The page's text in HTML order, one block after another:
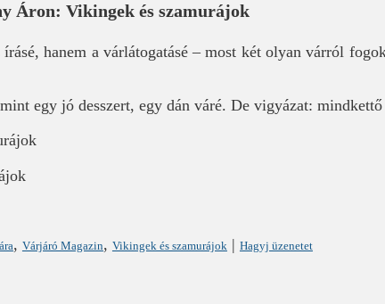
Áron: Vikingek és szamurájok
hanem a várlátogatásé – most két olyan várról
egy jó desszert, egy dán váré. De vigyázat: mindkettő
, Várjáró Magazin, Vikingek és szamurájok| Hagyj üzenetet